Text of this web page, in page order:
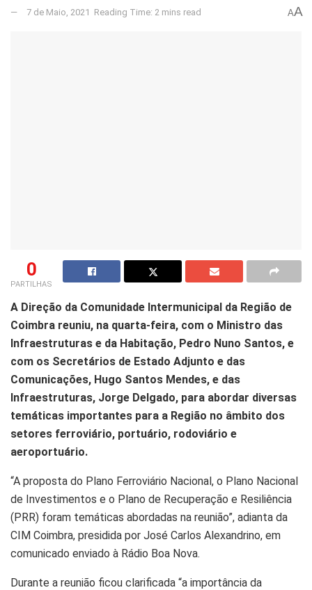
7 de Maio, 2021 Reading Time: 2 mins read AA
0
PARTILHAS
A Direção da Comunidade Intermunicipal da Região de
Coimbra reuniu, na quarta-feira, com o Ministro das
Infraestruturas e da Habitação, Pedro Nuno Santos, e
com os Secretários de Estado Adjunto e das
Comunicações, Hugo Santos Mendes, e das
Infraestruturas, Jorge Delgado, para abordar diversas
temáticas importantes para a Região no âmbito dos
setores ferroviário, portuário, rodoviário e
aeroportuário.
“A proposta do Plano Ferroviário Nacional, o Plano Nacional
de Investimentos e o Plano de Recuperação e Resiliência
(PRR) foram temáticas abordadas na reunião”, adianta da
CIM Coimbra, presidida por José Carlos Alexandrino, em
comunicado enviado à Rádio Boa Nova.
Durante a reunião ficou clarificada “a importância da